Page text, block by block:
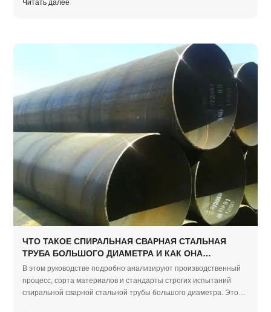
Читать далее
ЧТО ТАКОЕ СПИРАЛЬНАЯ СВАРНАЯ СТАЛЬНАЯ
ТРУБА БОЛЬШОГО ДИАМЕТРА И КАК ОНА
СДЕЛАНА?
В этом руководстве подробно анализируют производственный
процесс, сорта материалов и стандарты строгих испытаний
спиральной сварной стальной трубы большого диаметра. Это